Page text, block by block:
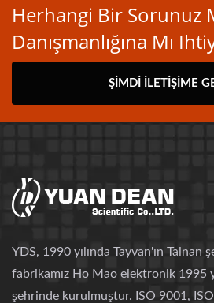
Herhangi Bir Sorunuz
Danışmanlığına Mı
ŞIMDI İLETIŞIME
YDS, 1990 yılında Tayvan'ın
fabrikamız Ho Mao elektronik 1995
şehrinde kurulmuştur. ISO 9001,